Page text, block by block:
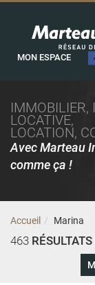
MON ESPACE
IMMOBILIER,
LOCATIVE,
LOCATION,
Avec Marteau
comme ça !
Accueil Marina
463